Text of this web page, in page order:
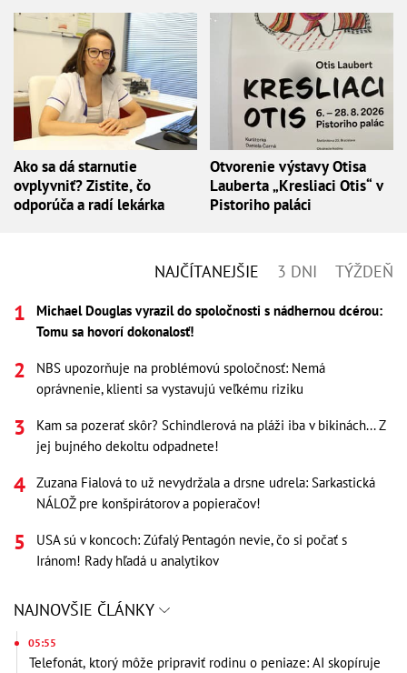
Ako sa dá starnutie
ovplyvniť? Zistite, čo
odporúča a radí lekárka
Otvorenie výstavy Otisa
Lauberta „Kresliaci Otis“ v
Pistoriho paláci
NAJČÍTANEJŠIE 3 DNI TÝŽDEŇ
Michael Douglas vyrazil do spoločnosti s nádhernou dcérou:
Tomu sa hovorí dokonalosť!
NBS upozorňuje na problémovú spoločnosť: Nemá
oprávnenie, klienti sa vystavujú veľkému riziku
Kam sa pozerať skôr? Schindlerová na pláži iba v bikinách... Z
jej bujného dekoltu odpadnete!
Zuzana Fialová to už nevydržala a drsne udrela: Sarkastická
NÁLOŽ pre konšpirátorov a popieračov!
USA sú v koncoch: Zúfalý Pentagón nevie, čo si počať s
Iránom! Rady hľadá u analytikov
NAJNOVŠIE ČLÁNKY
05:55
Telefonát, ktorý môže pripraviť rodinu o peniaze: AI skopíruje